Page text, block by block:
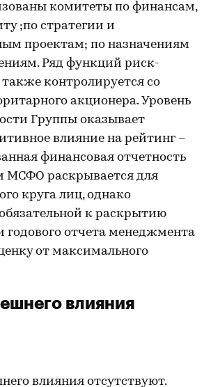
комитеты по финансам,
;по стратегии и
проектам; по назначениям
Ряд функций риск-
контролируется со
акционера. Уровень
Группы оказывает
влияние на рейтинг –
финансовая отчетность
МСФО раскрывается для
круга лиц, однако
к раскрытию
отчета менеджмента
от максимального
влияния
влияния отсутствуют.